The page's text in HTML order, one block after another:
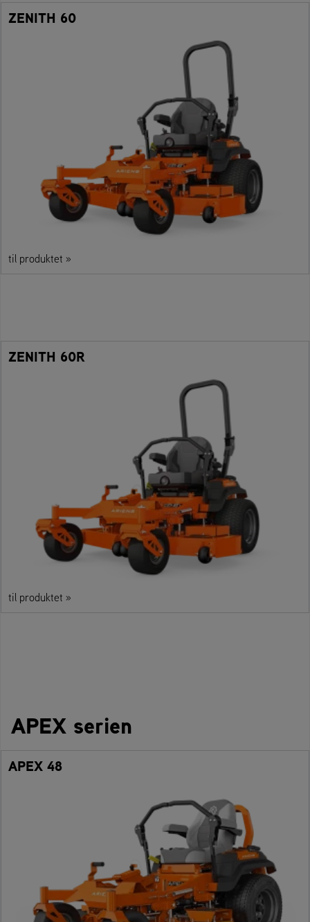
ZENITH 60
til produktet »
ZENITH 60R
til produktet »
APEX serien
APEX 48